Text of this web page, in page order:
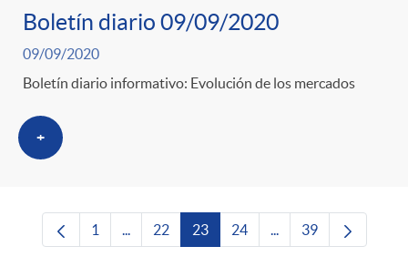
Boletín diario 09/09/2020
09/09/2020
Boletín diario informativo: Evolución de los mercados
+
Página
1 Páginas intermedias Use TAB para
Página
22 Página
23 Página
24 Páginas intermedias
Página
39